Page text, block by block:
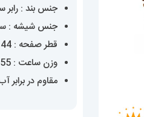
جنس بند : رابر
جنس شیشه :
قطر صفحه : 44 میلی‌متر
وزن ساعت : 155 گرم
مقاوم در برابر